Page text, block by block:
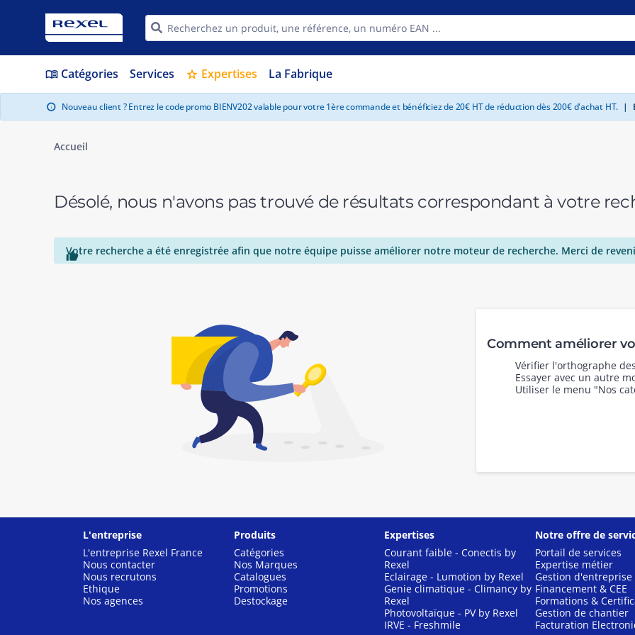
menu_book Catégories Services star Expertises La Fabrique
info Nouveau client ? Entrez le code promo BIENV202 valable pour votre 1ère commande et bénéficiez de 20€ HT de réduction dès 200€ d'achat HT. |
Accueil
Désolé, nous n'avons pas trouvé de résultats correspondant à votre

Votre recherche a été enregistrée afin que notre équipe puisse améliorer notre moteur de recherche. Merci de
Comment améliorer
Vérifier l'orthographe
Essayer avec un autre
Utiliser le menu "Nos
L'entreprise
L'entreprise Rexel France
Nous contacter
Nous recrutons
Ethique
Nos agences
Produits
Catégories
Nos Marques
Catalogues
Promotions
Destockage
Expertises
Courant faible - Conectis by
Rexel
Eclairage - Lumotion by Rexel
Genie climatique - Climancy by
Rexel
Photovoltaïque - PV by Rexel
IRVE - Freshmile
Notre offre de
Portail de services
Expertise métier
Gestion d'entreprise
Financement & CEE
Formations &
Gestion de chantier
Facturation